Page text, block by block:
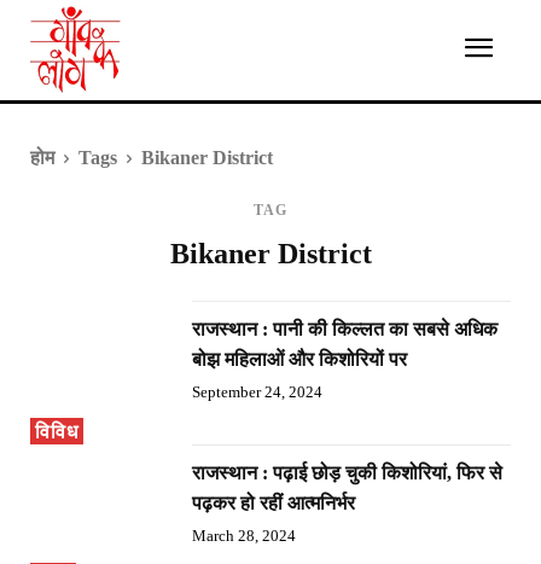
होम Tags Bikaner District
TAG
Bikaner District
विविध
राजस्थान : पानी की किल्लत का सबसे अधिक
बोझ महिलाओं और किशोरियों पर
September 24, 2024
राजस्थान : पढ़ाई छोड़ चुकी किशोरियां, फिर से
पढ़कर हो रहीं आत्मनिर्भर
March 28, 2024